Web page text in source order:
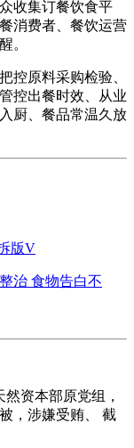
收集订餐饮食平
消费者、餐饮运营
。
原料采购检验、
控出餐时效、从业
厨、餐品常温久放
版V
治 食物告白不
资本部原党组，
，涉嫌受贿、 截